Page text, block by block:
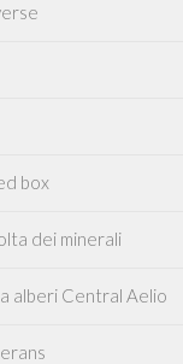
box
dei minerali
alberi Central Aelio